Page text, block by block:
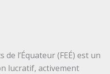
l’Équateur (FEÉ) est un
lucratif, activement